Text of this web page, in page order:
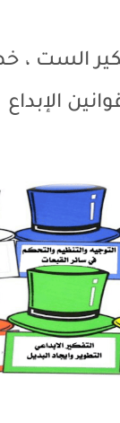
الست ،
الإبداع